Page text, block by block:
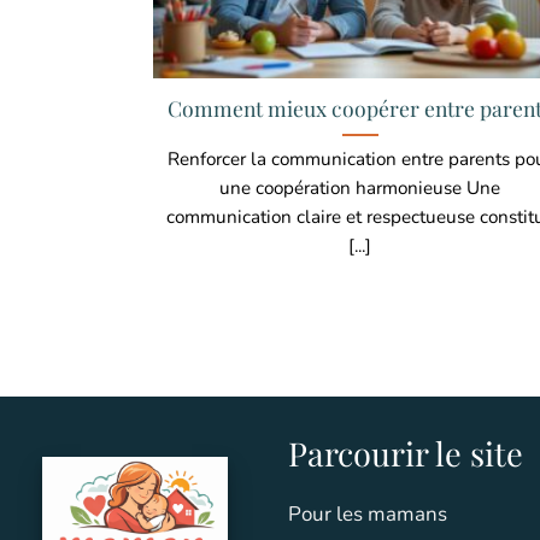
Comment mieux coopérer entre
Renforcer la communication entre parents
une coopération harmonieuse Une
communication claire et respectueuse
[...]
Parcourir le site
Pour les mamans